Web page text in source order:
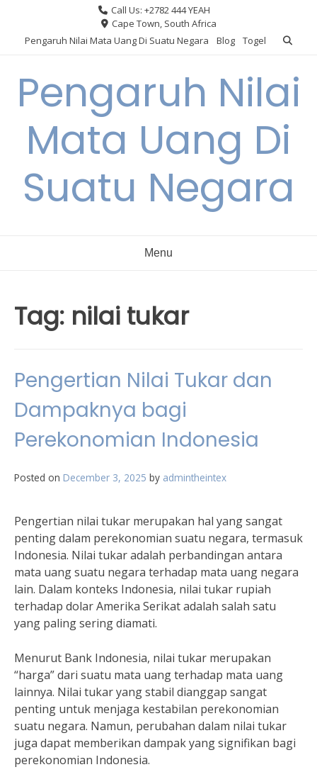
content
Call Us: +2782 444 YEAH
Cape Town, South Africa
Pengaruh Nilai Mata Uang Di Suatu Negara
Blog Togel
Pengaruh Nilai
Mata Uang Di
Suatu Negara
Menu
Tag: nilai tukar
Pengertian Nilai Tukar dan
Dampaknya bagi
Perekonomian Indonesia
Posted on December 3, 2025 by admintheintex
Pengertian nilai tukar merupakan hal yang sangat
penting dalam perekonomian suatu negara, termasuk
Indonesia. Nilai tukar adalah perbandingan antara
mata uang suatu negara terhadap mata uang negara
lain. Dalam konteks Indonesia, nilai tukar rupiah
terhadap dolar Amerika Serikat adalah salah satu
yang paling sering diamati.
Menurut Bank Indonesia, nilai tukar merupakan
“harga” dari suatu mata uang terhadap mata uang
lainnya. Nilai tukar yang stabil dianggap sangat
penting untuk menjaga kestabilan perekonomian
suatu negara. Namun, perubahan dalam nilai tukar
juga dapat memberikan dampak yang signifikan bagi
perekonomian Indonesia.